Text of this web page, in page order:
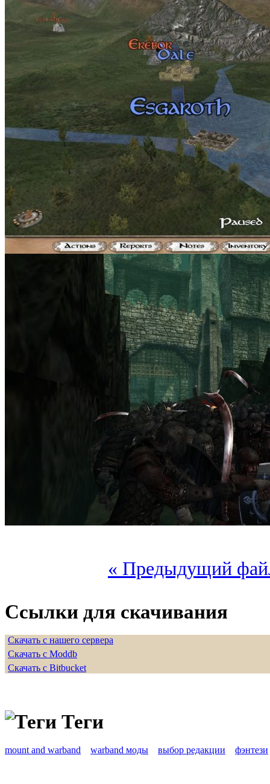
« Предыдущий
Ссылки для скачивания
Скачать с нашего сервера
Скачать с Moddb
Скачать с Bitbucket
Теги
mount and warband warband моды выбор редакции фэнтези